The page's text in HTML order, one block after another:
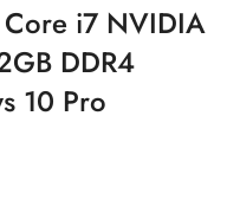
i7 NVIDIA
DDR4
10 Pro